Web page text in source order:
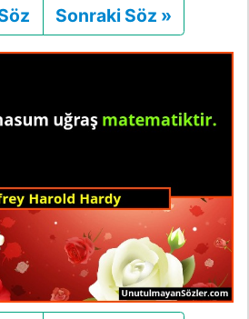
Önceki
Sonraki Söz »